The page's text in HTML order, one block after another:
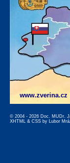
www.zverina.cz
© 2004 - 2026 Doc. MUDr.
XHTML & CSS by Lubor